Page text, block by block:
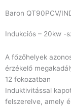
Baron QT90PCV/
Indukciós – 20kw -
A főzőhelyek
érzékelő
12 fokozatban
Induktivitással
felszerelve, amely